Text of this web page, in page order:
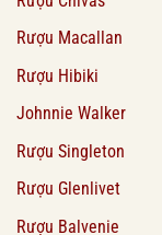
Rượu Macallan
Rượu Hibiki
Johnnie Walker
Rượu Singleton
Rượu Glenlivet
Rượu Balvenie